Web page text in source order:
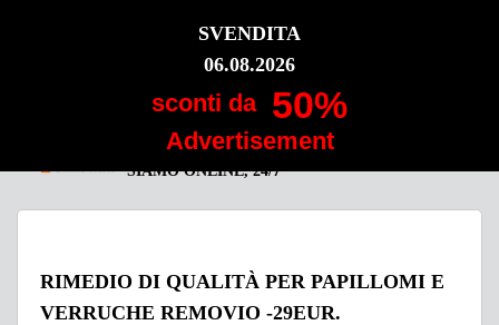
SVENDITA
06.08.2026
sconti da 50%
Advertisement
Lavoriamo per voi!
RIMEDIO DI QUALITÀ PER PAPILLOMI E
VERRUCHE REMOVIO -29EUR.
SIAMO ONLINE, 24/7